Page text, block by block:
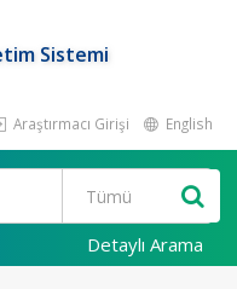
Sistemi
Araştırmacı Girişi English
Detaylı Arama